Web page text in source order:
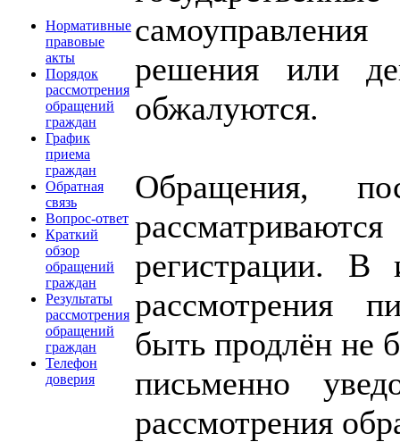
Нормативные
правовые
акты
Порядок
рассмотрения
обращений
граждан
График
приема
граждан
Обратная
связь
Вопрос-ответ
Краткий
обзор
обращений
граждан
Результаты
рассмотрения
обращений
граждан
Телефон
доверия
решения или
обжалуются.
Обращения,
регистрации. В
рассмотрения
быть продлён не
письменно
рассмотрения